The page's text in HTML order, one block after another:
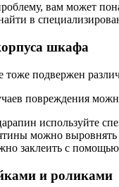
вам может
в
шкафа
тоже подвержен
повреждения
используйте
можно
заклеить с помощью
и роликами